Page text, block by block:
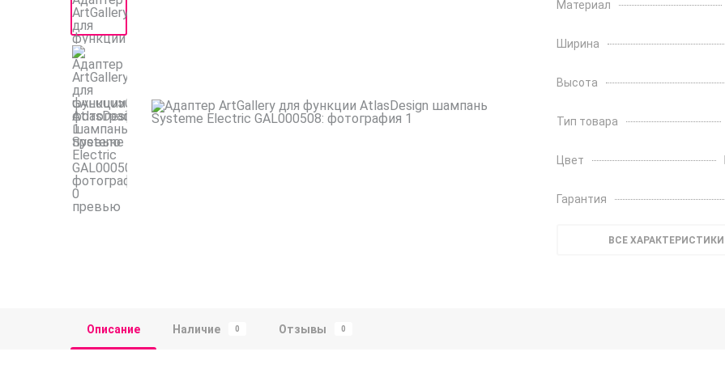
Материал
Ширина
Высота
Тип товара
Цвет
Гарантия
ВСЕ ХАРАКТЕРИСТИКИ
Описание Наличие 0 Отзывы 0